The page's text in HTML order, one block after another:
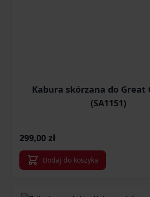
Kabura skórzana do Great
(SA1151)
299,00 zł
Dodaj do koszyka